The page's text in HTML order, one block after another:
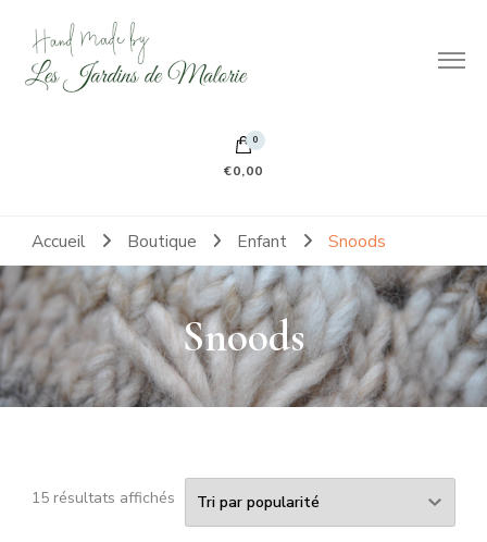
Hand made by Les Jardins de Malorie
100% frileuse 100% fait main 100% tout doux
0
€0,00
Accueil Boutique Enfant Snoods
Snoods
15 résultats affichés Trié
par